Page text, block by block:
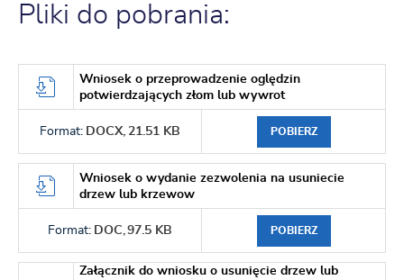
Pliki do pobrania:
Wniosek o przeprowadzenie oględzin
potwierdzających złom lub wywrot
Format: DOCX, 21.51 KB POBIERZ
Wniosek o wydanie zezwolenia na usuniecie
drzew lub krzewow
Format: DOC, 97.5 KB POBIERZ
Załącznik do wniosku o usunięcie drzew lub